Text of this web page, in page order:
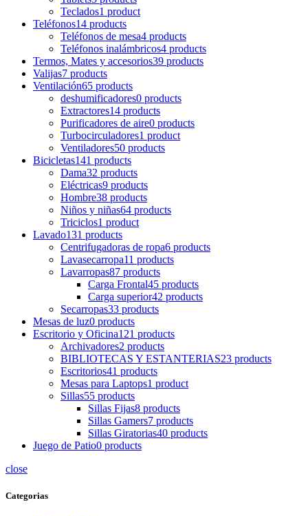
Teclados1 product
Teléfonos14 products
Teléfonos de mesa4 products
Teléfonos inalámbricos4 products
Termos, Mates y accesorios39 products
Valijas7 products
Ventilación65 products
deshumificadores0 products
Extractores14 products
Purificadores de aire0 products
Turbocirculadores1 product
Ventiladores50 products
Bicicletas141 products
Dama32 products
Eléctricas9 products
Hombre38 products
Niños y niñas64 products
Triciclos1 product
Lavado131 products
Centrifugadoras de ropa6 products
Lavasecarropa11 products
Lavarropas87 products
Carga Frontal45 products
Carga superior42 products
Secarropas33 products
Mesas de luz0 products
Escritorio y Oficina121 products
Archivadores2 products
BIBLIOTECAS Y ESTANTERIAS23 products
Escritorios41 products
Mesas para Laptops1 product
Sillas55 products
Sillas Fijas8 products
Sillas Gamers7 products
Sillas Giratorias40 products
Juego de Patio0 products
close
Categorias